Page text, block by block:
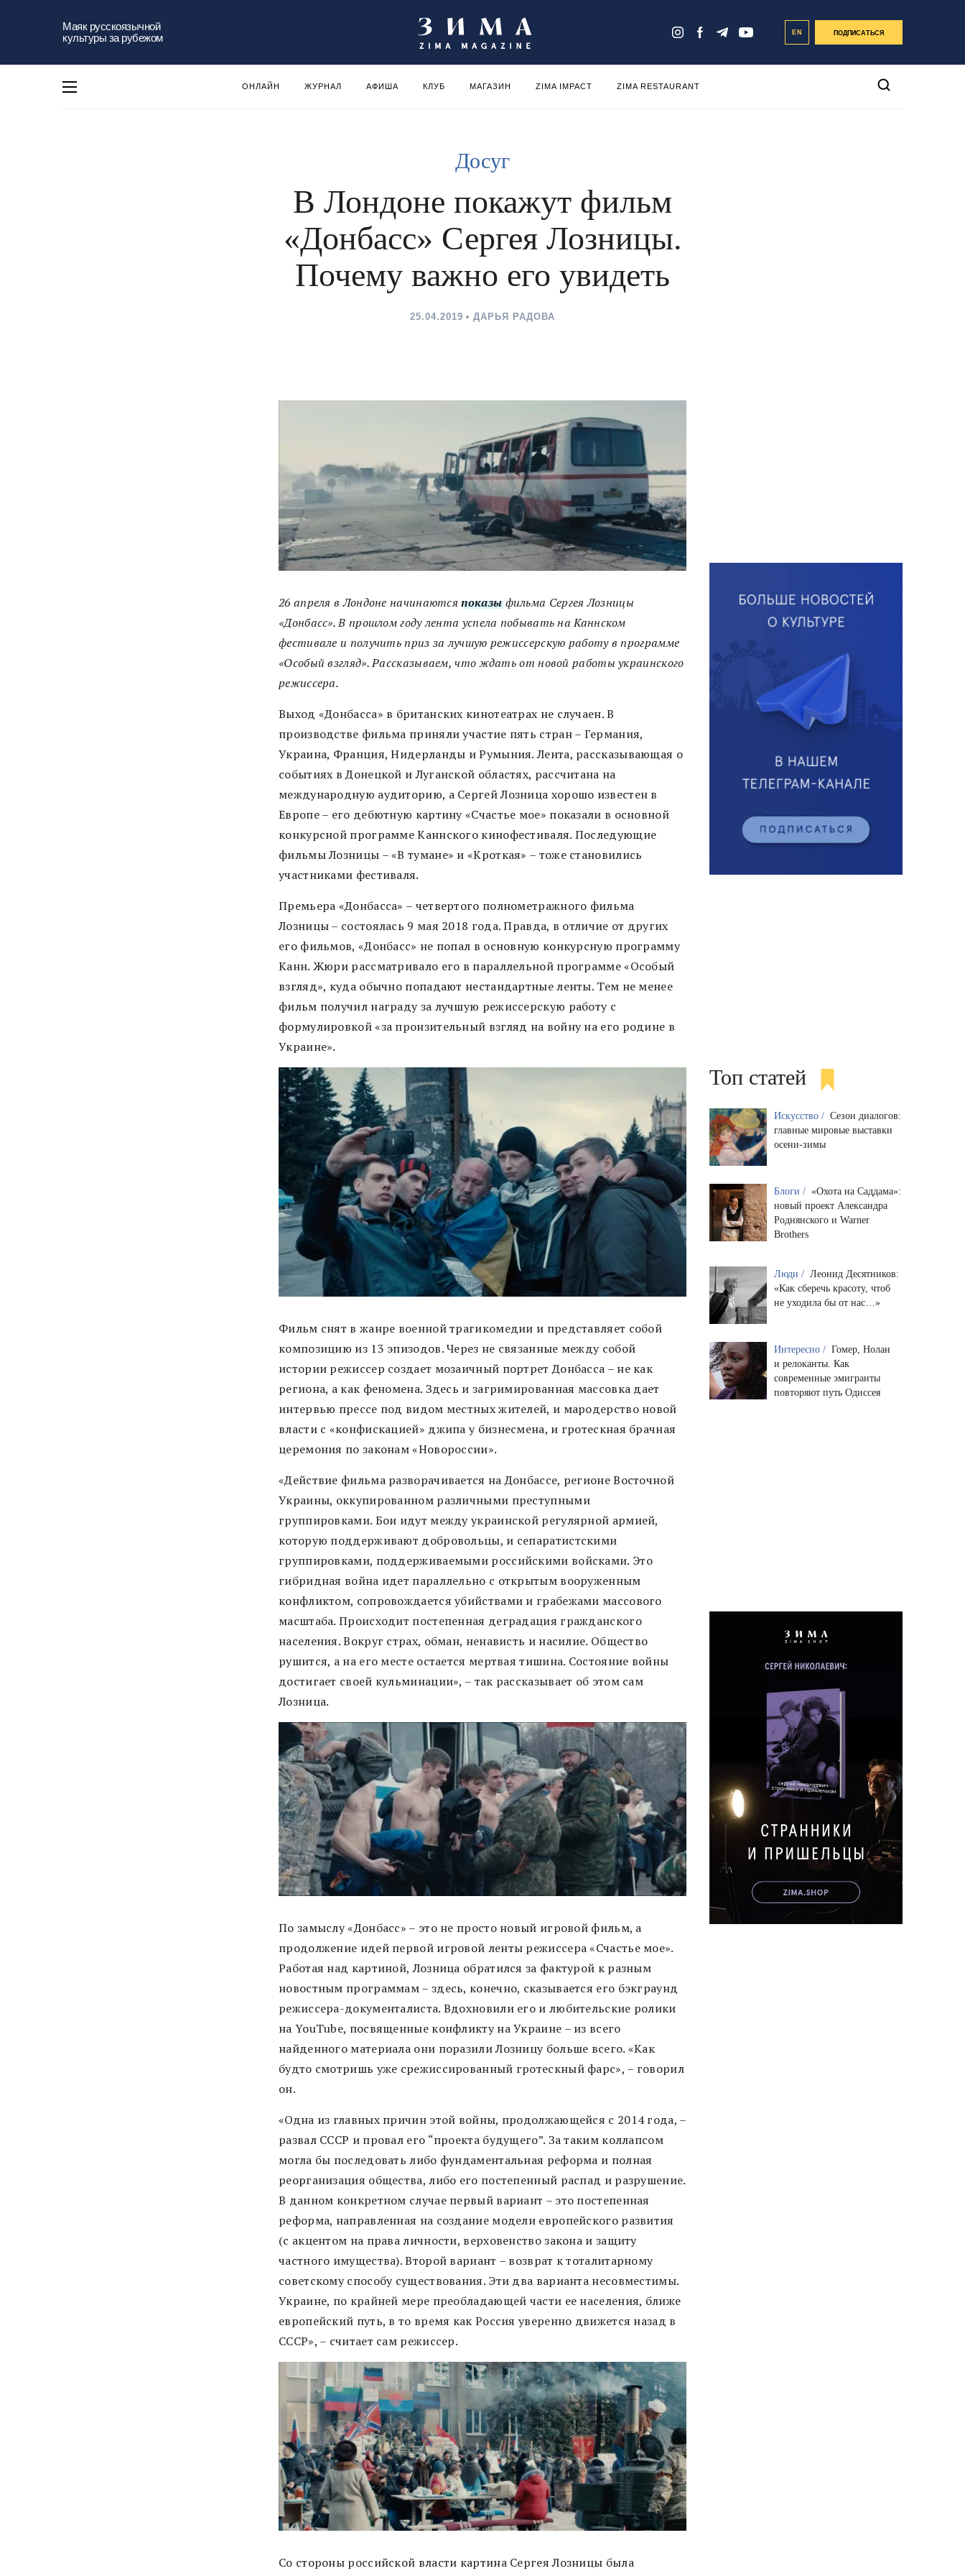
Маяк русскоязычной
культуры за рубежом
EN ПОДПИСАТЬСЯ
ОНЛАЙН ЖУРНАЛ АФИША КЛУБ МАГАЗИН ZIMA IMPACT ZIMA RESTAURANT
Досуг
В Лондоне покажут фильм
«Донбасс» Сергея Лозницы.
Почему важно его увидеть
25.04.2019 ДАРЬЯ РАДОВА
26 апреля в Лондоне начинаютсяпоказыфильма Сергея Лозницы
«Донбасс». В прошлом году лента успела побывать на Каннском
фестивале и получить приз за лучшую режиссерскую работу в программе
«Особый взгляд». Рассказываем, что ждать от новой работы украинского
режиссера.
Выход «Донбасса» в британских кинотеатрах не случаен. В
производстве фильма приняли участие пять стран – Германия,
Украина, Франция, Нидерланды и Румыния. Лента, рассказывающая о
событиях в Донецкой и Луганской областях, рассчитана на
международную аудиторию, а Сергей Лозница хорошо известен в
Европе – его дебютную картину «Счастье мое» показали в основной
конкурсной программе Каннского кинофестиваля. Последующие
фильмы Лозницы – «В тумане» и «Кроткая» – тоже становились
участниками фестиваля.
Премьера «Донбасса» – четвертого полнометражного фильма
Лозницы – состоялась 9 мая 2018 года. Правда, в отличие от других
его фильмов, «Донбасс» не попал в основную конкурсную программу
Канн. Жюри рассматривало его в параллельной программе «Особый
взгляд», куда обычно попадают нестандартные ленты. Тем не менее
фильм получил награду за лучшую режиссерскую работу с
формулировкой «за пронзительный взгляд на войну на его родине в
Украине».
Фильм снят в жанре военной трагикомедии и представляет собой
композицию из 13 эпизодов. Через не связанные между собой
истории режиссер создает мозаичный портрет Донбасса – не как
региона, а как феномена. Здесь и загримированная массовка дает
интервью прессе под видом местных жителей, и мародерство новой
власти с «конфискацией» джипа у бизнесмена, и гротескная брачная
церемония по законам «Новороссии».
«Действие фильма разворачивается на Донбассе, регионе Восточной
Украины, оккупированном различными преступными
группировками. Бои идут между украинской регулярной армией,
которую поддерживают добровольцы, и сепаратистскими
группировками, поддерживаемыми российскими войсками. Это
гибридная война идет параллельно с открытым вооруженным
конфликтом, сопровождается убийствами и грабежами массового
масштаба. Происходит постепенная деградация гражданского
населения. Вокруг страх, обман, ненависть и насилие. Общество
рушится, а на его месте остается мертвая тишина. Состояние войны
достигает своей кульминации», – так рассказывает об этом сам
Лозница.
По замыслу «Донбасс» – это не просто новый игровой фильм, а
продолжение идей первой игровой ленты режиссера «Счастье мое».
Работая над картиной, Лозница обратился за фактурой к разным
новостным программам – здесь, конечно, сказывается его бэкграунд
режиссера-документалиста. Вдохновили его и любительские ролики
на YouTube, посвященные конфликту на Украине – из всего
найденного материала они поразили Лозницу больше всего. «Как
будто смотришь уже срежиссированный гротескный фарс», – говорил
он.
«Одна из главных причин этой войны, продолжающейся с 2014 года, –
развал СССР и провал его “проекта будущего”. За таким коллапсом
могла бы последовать либо фундаментальная реформа и полная
реорганизация общества, либо его постепенный распад и разрушение.
В данном конкретном случае первый вариант – это постепенная
реформа, направленная на создание модели европейского развития
(с акцентом на права личности, верховенство закона и защиту
частного имущества). Второй вариант – возврат к тоталитарному
советскому способу существования. Эти два варианта несовместимы.
Украине, по крайней мере преобладающей части ее населения, ближе
европейский путь, в то время как Россия уверенно движется назад в
СССР», – считает сам режиссер.
Со стороны российской власти картина Сергея Лозницы была
Топ статей
Искусство / Сезон диалогов:
главные мировые выставки
осени-зимы
Блоги / «Охота на Саддама»:
новый проект Александра
Роднянского и Warner
Brothers
Люди / Леонид Десятников:
«Как сберечь красоту, чтоб
не уходила бы от нас…»
Интересно / Гомер, Нолан
и релоканты. Как
современные эмигранты
повторяют путь Одиссея